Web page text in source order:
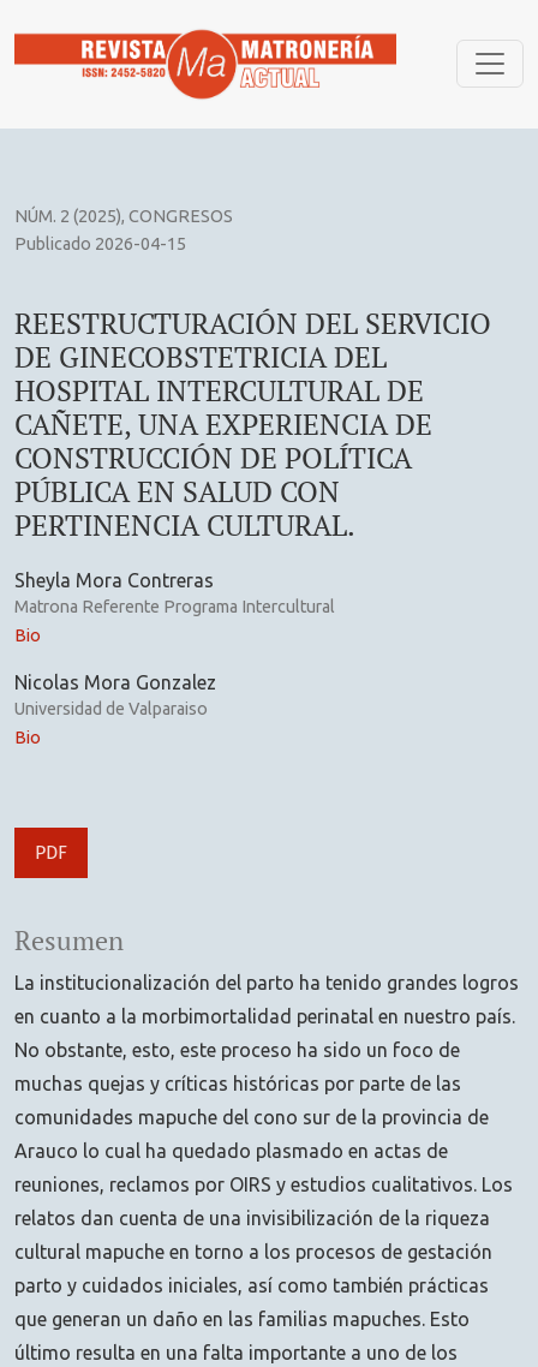
NÚM. 2 (2025), CONGRESOS
REESTRUCTURACIÓN DEL SERVICIO
DE GINECOBSTETRICIA DEL
HOSPITAL INTERCULTURAL DE
CAÑETE, UNA EXPERIENCIA DE
CONSTRUCCIÓN DE POLÍTICA
PÚBLICA EN SALUD CON
PERTINENCIA CULTURAL.
Publicado 2026-04-15
Sheyla Mora Contreras
Matrona Referente Programa Intercultural
Bio
Nicolas Mora Gonzalez
Universidad de Valparaiso
Bio
PDF
Resumen
La institucionalización del parto ha tenido grandes logros
en cuanto a la morbimortalidad perinatal en nuestro país.
No obstante, esto, este proceso ha sido un foco de
muchas quejas y críticas históricas por parte de las
comunidades mapuche del cono sur de la provincia de
Arauco lo cual ha quedado plasmado en actas de
reuniones, reclamos por OIRS y estudios cualitativos. Los
relatos dan cuenta de una invisibilización de la riqueza
cultural mapuche en torno a los procesos de gestación
parto y cuidados iniciales, así como también prácticas
que generan un daño en las familias mapuches. Esto
último resulta en una falta importante a uno de los